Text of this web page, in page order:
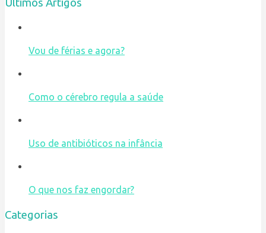
Últimos Artigos
Vou de férias e agora?
Como o cérebro regula a saúde
Uso de antibióticos na infância
O que nos faz engordar?
Categorias